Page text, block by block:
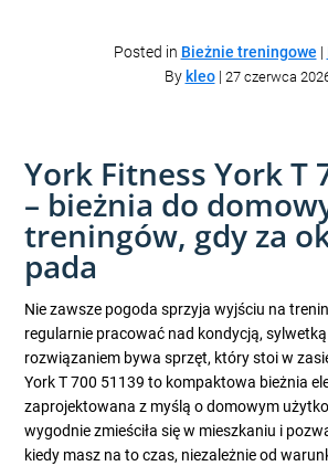
Posted in Bieżnie treningowe |
By kleo| 27 czerwca
York Fitness York T
– bieżnia do
treningów, gdy za
pada
Nie zawsze pogoda sprzyja wyjściu na
regularnie pracować nad kondycją,
rozwiązaniem bywa sprzęt, który stoi w
York T 700 51139 to kompaktowa bieżnia
zaprojektowana z myślą o domowym
wygodnie zmieściła się w mieszkaniu i
kiedy masz na to czas, niezależnie od